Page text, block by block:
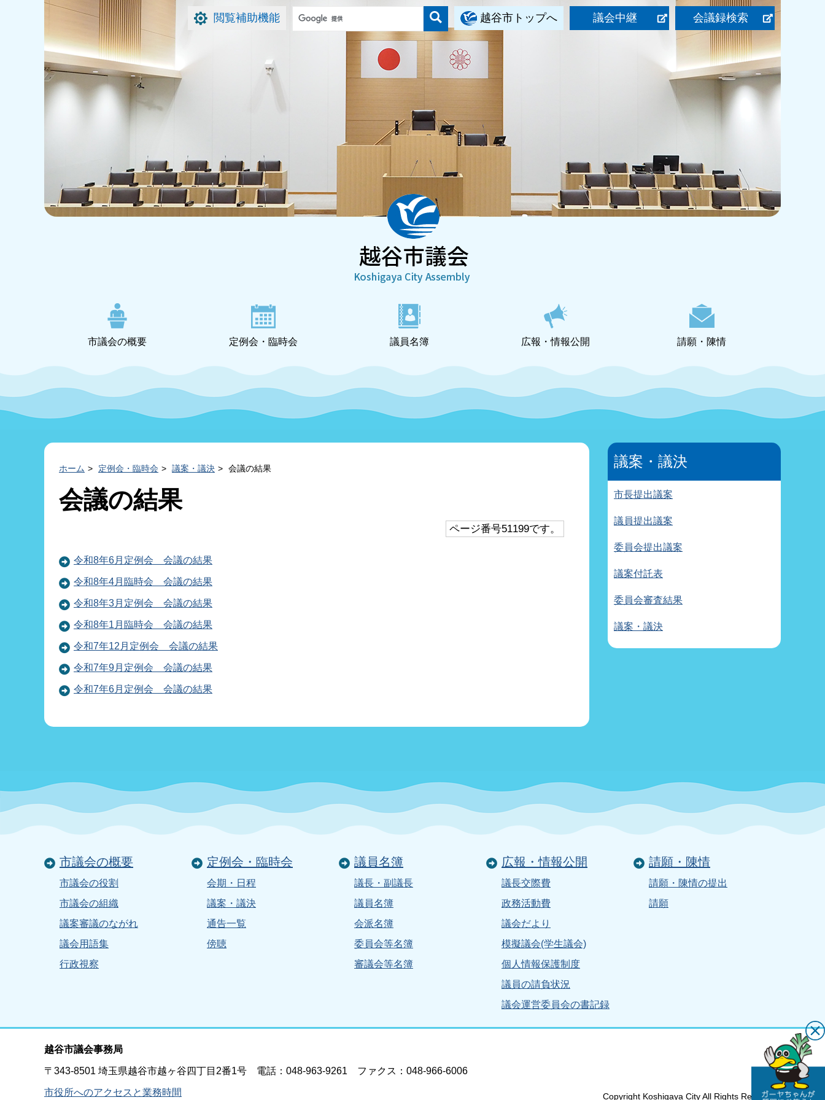
閲覧補助機能 越谷市トップへ 議会中継 会議録検索
市議会の概要 定例会・臨時会 議員名簿 広報・情報公開 請願・陳情
ホーム 定例会・臨時会 議案・議決 会議の結果
会議の結果
ページ番号51199です。
令和8年6月定例会 会議の結果
令和8年4月臨時会 会議の結果
令和8年3月定例会 会議の結果
令和8年1月臨時会 会議の結果
令和7年12月定例会 会議の結果
令和7年9月定例会 会議の結果
令和7年6月定例会 会議の結果
議案・議決
市長提出議案
議員提出議案
委員会提出議案
議案付託表
委員会審査結果
議案・議決
市議会の概要
市議会の役割
市議会の組織
議案審議のながれ
議会用語集
行政視察
定例会・臨時会
会期・日程
議案・議決
通告一覧
傍聴
議員名簿
議長・副議長
議員名簿
会派名簿
委員会等名簿
審議会等名簿
広報・情報公開
議長交際費
政務活動費
議会だより
模擬議会(学生議会)
個人情報保護制度
議員の請負状況
議会運営委員会の書記録
請願・陳情
請願・陳情の提出
請願
越谷市議会事務局
〒343-8501 埼玉県越谷市越ヶ谷四丁目2番1号 電話：048-963-9261 ファクス：048-966-6006
市役所へのアクセスと業務時間 Copyright Koshigaya City All Rights Reserved.